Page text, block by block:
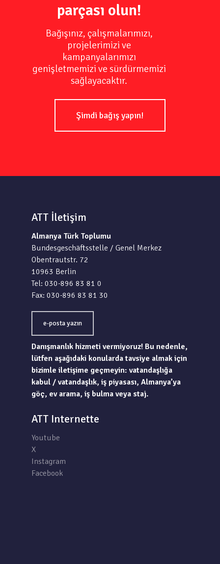
parçası olun!
Bağışınız, çalışmalarımızı,
projelerimizi ve
kampanyalarımızı
genişletmemizi ve sürdürmemizi
sağlayacaktır.
Şimdi bağış yapın!
ATT İletişim
Almanya Türk Toplumu
Bundesgeschäftsstelle / Genel Merkez
Obentrautstr. 72
10963 Berlin
Tel: 030-896 83 81 0
Fax: 030-896 83 81 30
e-posta yazın
Danışmanlık hizmeti vermiyoruz! Bu nedenle,
lütfen aşağıdaki konularda tavsiye almak için
bizimle iletişime geçmeyin: vatandaşlığa
kabul / vatandaşlık, iş piyasası, Almanya’ya
göç, ev arama, iş bulma veya staj.
ATT Internette
Youtube
X
Instagram
Facebook